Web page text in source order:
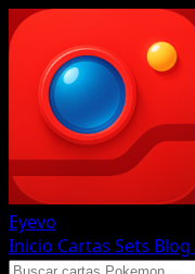
Eyevo
Inicio Cartas Sets Blog